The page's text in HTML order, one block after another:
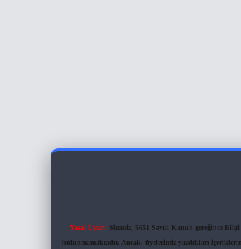
Yasal Uyarı: Sitemiz, 5651 Sayılı Kanun gereğince
bulunmamaktadır. Ancak, üyelerimiz yazdıkları